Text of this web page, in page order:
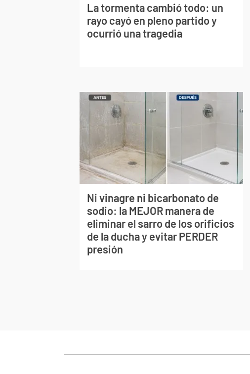
La tormenta cambió todo: un
rayo cayó en pleno partido y
ocurrió una tragedia
Ni vinagre ni bicarbonato de
sodio: la MEJOR manera de
eliminar el sarro de los orificios
de la ducha y evitar PERDER
presión